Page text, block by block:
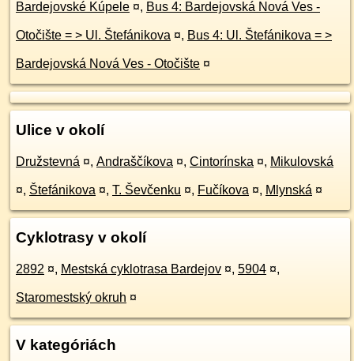
Bardejovské Kúpele ¤, Bus 4: Bardejovská Nová Ves -
Otočište = > Ul. Štefánikova ¤, Bus 4: Ul. Štefánikova = >
Bardejovská Nová Ves - Otočište ¤
Ulice v okolí
Družstevná ¤, Andraščíkova ¤, Cintorínska ¤, Mikulovská
¤, Štefánikova ¤, T. Ševčenku ¤, Fučíkova ¤, Mlynská ¤
Cyklotrasy v okolí
2892 ¤, Mestská cyklotrasa Bardejov ¤, 5904 ¤,
Staromestský okruh ¤
V kategóriách